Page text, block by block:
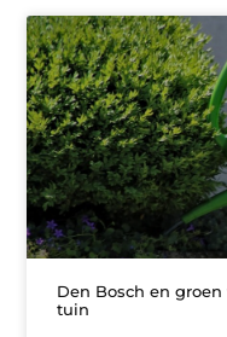
Den Bosch en
tuin